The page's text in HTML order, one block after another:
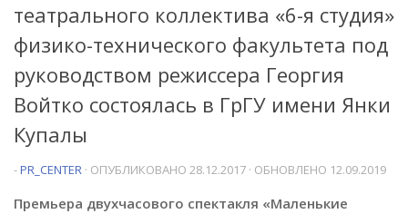
театрального коллектива «6-я студия»
физико-технического факультета под
руководством режиссера Георгия
Войтко состоялась в ГрГУ имени Янки
Купалы
-PR_CENTER · ОПУБЛИКОВАНО 28.12.2017 · ОБНОВЛЕНО 12.09.2019
Премьера двухчасового спектакля «Маленькие